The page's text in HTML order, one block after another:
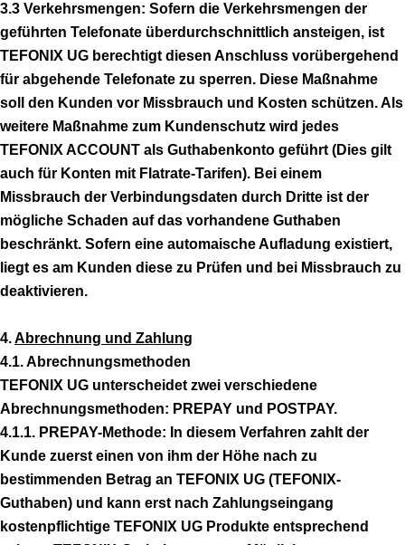
3.3 Verkehrsmengen: Sofern die Verkehrsmengen der
geführten Telefonate überdurchschnittlich ansteigen, ist
TEFONIX UG berechtigt diesen Anschluss vorübergehend
für abgehende Telefonate zu sperren. Diese Maßnahme
soll den Kunden vor Missbrauch und Kosten schützen. Als
weitere Maßnahme zum Kundenschutz wird jedes
TEFONIX ACCOUNT als Guthabenkonto geführt (Dies gilt
auch für Konten mit Flatrate-Tarifen). Bei einem
Missbrauch der Verbindungsdaten durch Dritte ist der
mögliche Schaden auf das vorhandene Guthaben
beschränkt. Sofern eine automaische Aufladung existiert,
liegt es am Kunden diese zu Prüfen und bei Missbrauch zu
deaktivieren.
4.Abrechnung und Zahlung
4.1. Abrechnungsmethoden
TEFONIX UG unterscheidet zwei verschiedene
Abrechnungsmethoden: PREPAY und POSTPAY.
4.1.1. PREPAY-Methode: In diesem Verfahren zahlt der
Kunde zuerst einen von ihm der Höhe nach zu
bestimmenden Betrag an TEFONIX UG (TEFONIX-
Guthaben) und kann erst nach Zahlungseingang
kostenpflichtige TEFONIX UG Produkte entsprechend